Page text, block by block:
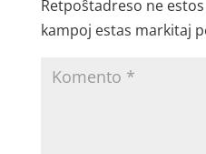
Retpoŝtadreso ne
kampoj estas markitaj